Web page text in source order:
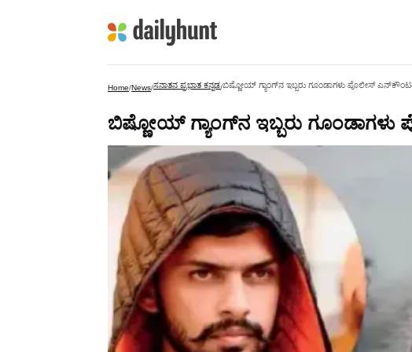
Home/News/ಸನಾತನ ಪ್ರಭಾತ ಕನ್ನಡ/ಬಿಷ್ಣೋಯ್ ಗ್ಯಾಂಗ್‌ನ ಇಬ್ಬರು ಗೂಂಡಾಗಳು ಪೊಲೀಸ್
ಬಿಷ್ಣೋಯ್ ಗ್ಯಾಂಗ್‌ನ ಇಬ್ಬರು